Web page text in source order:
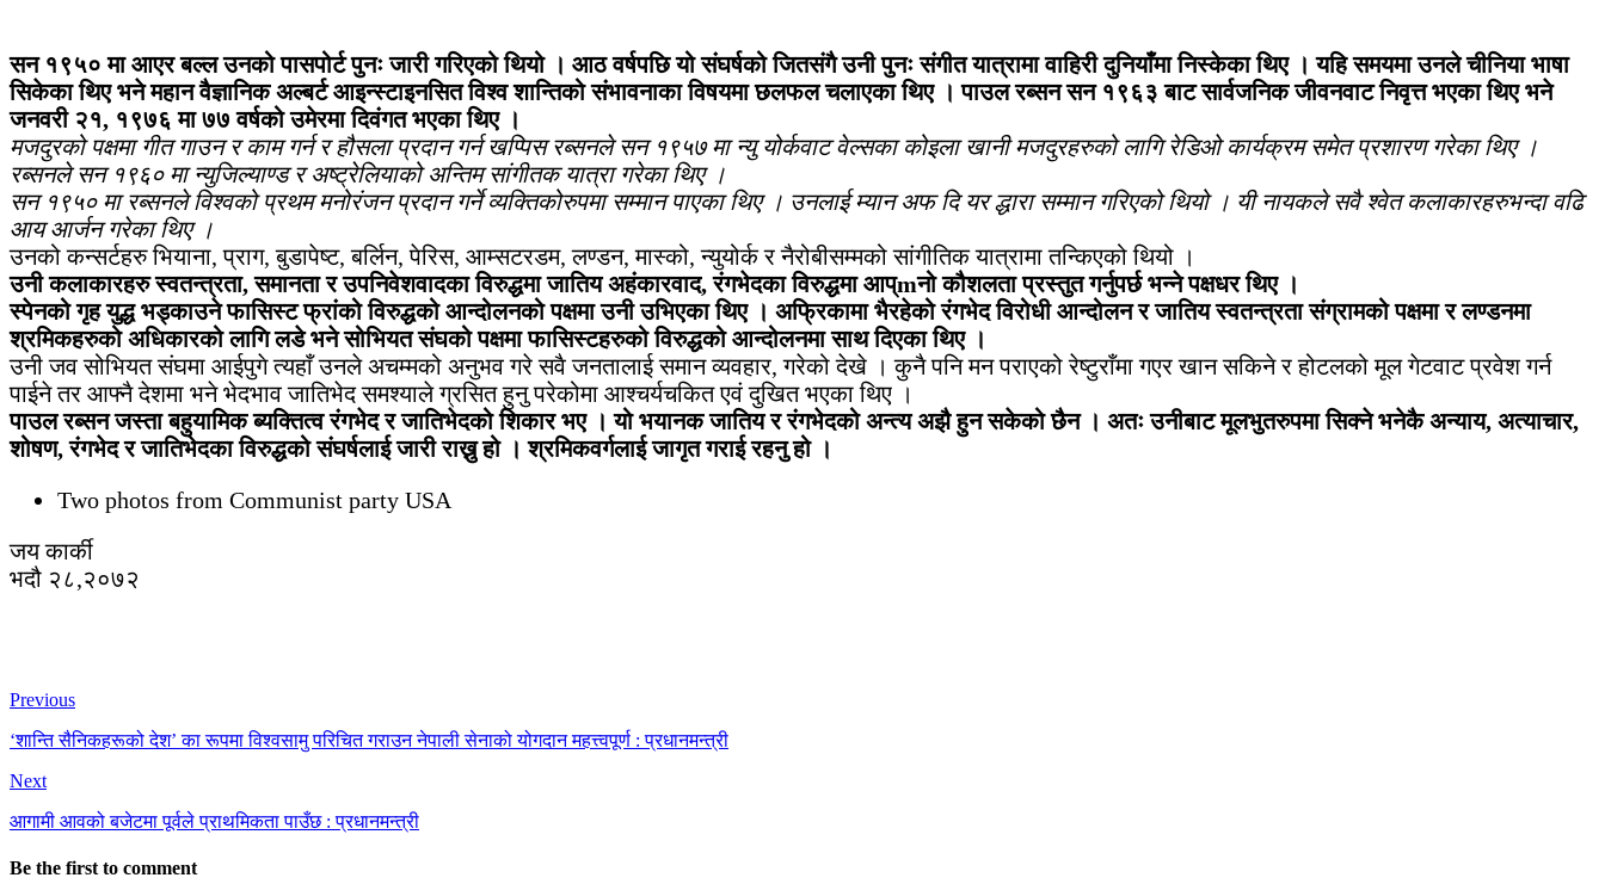
सन १९५० मा आएर बल्ल उनको पासपोर्ट पुनः जारी गरिएको थियो । आठ वर्षपछि यो संघर्षको जितसंगै उनी पुनः संगीत यात्रामा वाहिरी दुनियाँमा निस्केका थिए । यहि समयमा उनले चीनिया भाषा
सिकेका थिए भने महान वैज्ञानिक अल्बर्ट आइन्स्टाइनसित विश्व शान्तिको संभावनाका विषयमा छलफल चलाएका थिए । पाउल रब्सन सन १९६३ बाट सार्वजनिक जीवनवाट निवृत्त भएका थिए भने
जनवरी २१, १९७६ मा ७७ वर्षको उमेरमा दिवंगत भएका थिए ।
मजदुरको पक्षमा गीत गाउन र काम गर्न र हौसला प्रदान गर्न खप्पिस रब्सनले सन १९५७ मा न्यु योर्कवाट वेल्सका कोइला खानी मजदुरहरुको लागि रेडिओ कार्यक्रम समेत प्रशारण गरेका थिए ।
रब्सनले सन १९६० मा न्युजिल्याण्ड र अष्ट्रेलियाको अन्तिम सांगीतक यात्रा गरेका थिए ।
सन १९५० मा रब्सनले विश्वको प्रथम मनोरंजन प्रदान गर्ने व्यक्तिकोरुपमा सम्मान पाएका थिए । उनलाई म्यान अफ दि यर द्धारा सम्मान गरिएको थियो । यी नायकले सवै श्वेत कलाकारहरुभन्दा वढि
आय आर्जन गरेका थिए ।
उनको कन्सर्टहरु भियाना, प्राग, बुडापेष्ट, बर्लिन, पेरिस, आम्सटरडम, लण्डन, मास्को, न्युयोर्क र नैरोबीसम्मको सांगीतिक यात्रामा तन्किएको थियो ।
उनी कलाकारहरु स्वतन्त्रता, समानता र उपनिवेशवादका विरुद्धमा जातिय अहंकारवाद, रंगभेदका विरुद्धमा आप्mनो कौशलता प्रस्तुत गर्नुपर्छ भन्ने पक्षधर थिए ।
स्पेनको गृह युद्ध भड्काउने फासिस्ट फ्रांको विरुद्धको आन्दोलनको पक्षमा उनी उभिएका थिए । अफ्रिकामा भैरहेको रंगभेद विरोधी आन्दोलन र जातिय स्वतन्त्रता संग्रामको पक्षमा र लण्डनमा
श्रमिकहरुको अधिकारको लागि लडे भने सोभियत संघको पक्षमा फासिस्टहरुको विरुद्धको आन्दोलनमा साथ दिएका थिए ।
उनी जव सोभियत संघमा आईपुगे त्यहाँ उनले अचम्मको अनुभव गरे सवै जनतालाई समान व्यवहार, गरेको देखे । कुनै पनि मन पराएको रेष्टुराँमा गएर खान सकिने र होटलको मूल गेटवाट प्रवेश गर्न
पाईने तर आफ्नै देशमा भने भेदभाव जातिभेद समश्याले ग्रसित हुनु परेकोमा आश्चर्यचकित एवं दुखित भएका थिए ।
पाउल रब्सन जस्ता बहुयामिक ब्यक्तित्व रंगभेद र जातिभेदको शिकार भए । यो भयानक जातिय र रंगभेदको अन्त्य अझै हुन सकेको छैन । अतः उनीबाट मूलभुतरुपमा सिक्ने भनेकै अन्याय, अत्याचार,
शोषण, रंगभेद र जातिभेदका विरुद्धको संघर्षलाई जारी राख्नु हो । श्रमिकवर्गलाई जागृत गराई रहनु हो ।
Two photos from Communist party USA
जय कार्की
भदौ २८,२०७२
Previous
‘शान्ति सैनिकहरूको देश’ का रूपमा विश्वसामु परिचित गराउन नेपाली सेनाको योगदान महत्त्वपूर्ण : प्रधानमन्त्री
Next
आगामी आवको बजेटमा पूर्वले प्राथमिकता पाउँछ : प्रधानमन्त्री
Be the first to comment